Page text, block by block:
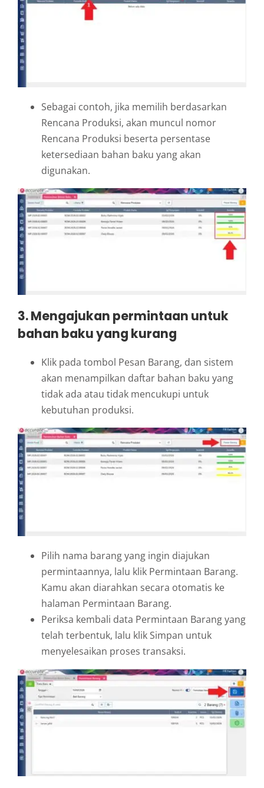
Sebagai contoh, jika memilih berdasarkan
Rencana Produksi, akan muncul nomor
Rencana Produksi beserta persentase
ketersediaan bahan baku yang akan
digunakan.
3. Mengajukan permintaan untuk
bahan baku yang kurang
Klik pada tombol Pesan Barang, dan sistem
akan menampilkan daftar bahan baku yang
tidak ada atau tidak mencukupi untuk
kebutuhan produksi.
Pilih nama barang yang ingin diajukan
permintaannya, lalu klik Permintaan Barang.
Kamu akan diarahkan secara otomatis ke
halaman Permintaan Barang.
Periksa kembali data Permintaan Barang yang
telah terbentuk, lalu klik Simpan untuk
menyelesaikan proses transaksi.